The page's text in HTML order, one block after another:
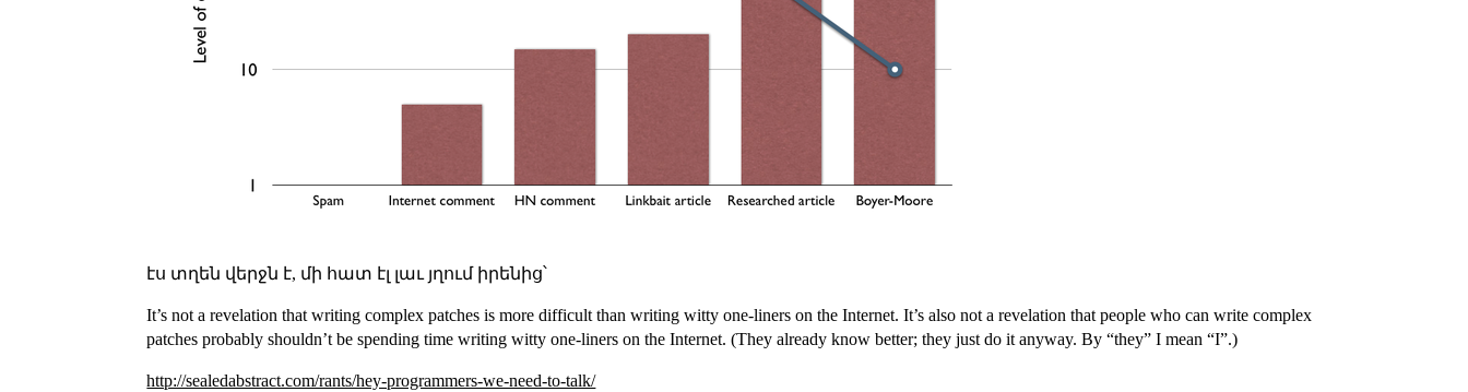
էս տղեն վերջն է, մի հատ էլ լաւ յղում իրենից՝
It’s not a revelation that writing complex patches is more difficult than writing witty one-liners on the Internet. It’s also not a revelation that people who can write complex
patches probably shouldn’t be spending time writing witty one-liners on the Internet. (They already know better; they just do it anyway. By “they” I mean “I”.)
http://sealedabstract.com/rants/hey-programmers-we-need-to-talk/